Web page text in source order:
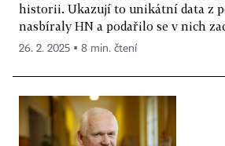
historii. Ukazují to unikátní data z
nasbíraly HN a podařilo se v nich
26. 2. 2025 ▪ 8 min. čtení